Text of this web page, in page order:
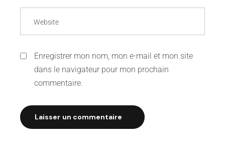
Enregistrer mon nom, mon e-mail et mon site
dans le navigateur pour mon prochain
commentaire.
Laisser un commentaire